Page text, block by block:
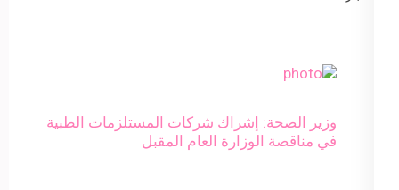
وزير الصحة: إشراك شركات المستلزمات الطبية
في مناقصة الوزارة العام المقبل